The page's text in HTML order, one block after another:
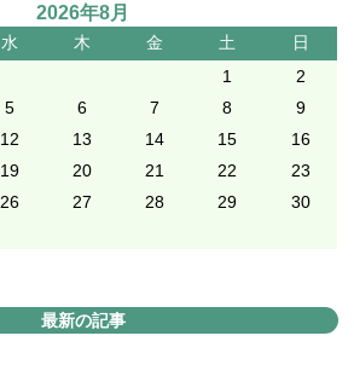
2026年8月
水 木 金 土 日
1
2
5 6 7 8
9
12 13 14 15
16
19 20 21 22
23
26 27 28 29
30
最新の記事